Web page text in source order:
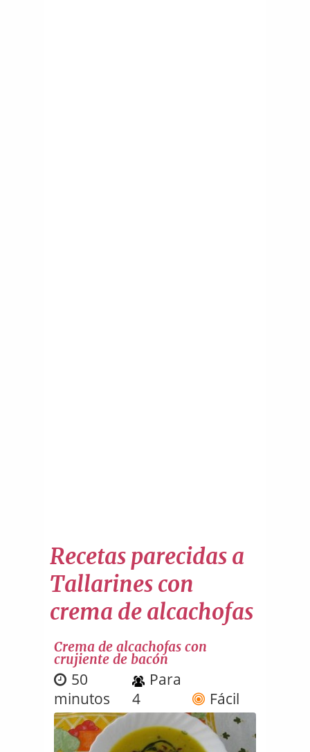
Recetas parecidas a
Tallarines con
crema de alcachofas
Crema de alcachofas con
crujiente de bacón
50
minutos
Para
4
Fácil